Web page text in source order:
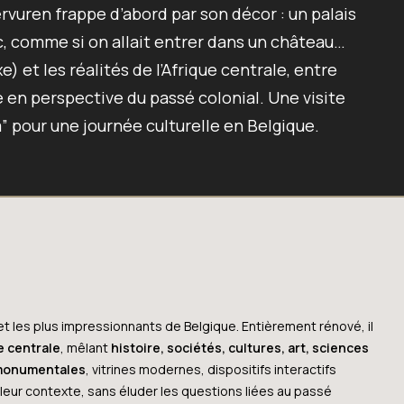
frappe d’abord par son décor : un palais
comme si on allait entrer dans un château…
et les réalités de l’Afrique centrale, entre
perspective du passé colonial. Une visite
une journée culturelle en Belgique.
les plus impressionnants de Belgique. Entièrement rénové, il
centrale, mêlant histoire, sociétés, cultures, art, sciences
, vitrines modernes, dispositifs interactifs
contexte, sans éluder les questions liées au passé